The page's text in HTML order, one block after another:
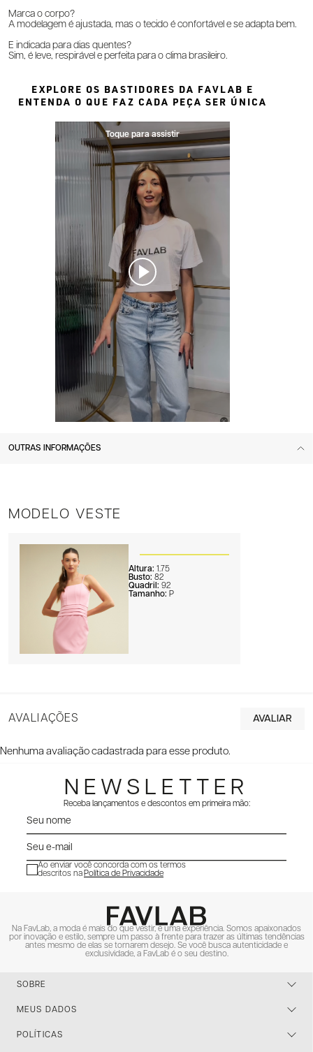
MODELO VESTE
Altura: 1.75
Busto: 82
Quadril: 92
Tamanho: P
Marca o corpo?
A modelagem é ajustada, mas o tecido é confortável e se adapta bem.
É indicada para dias quentes?
Sim, é leve, respirável e perfeita para o clima brasileiro.
EXPLORE OS BASTIDORES DA FAVLAB E
ENTENDA O QUE FAZ CADA PEÇA SER ÚNICA
OUTRAS INFORMAÇÕES
AVALIAÇÕES
Nenhuma avaliação cadastrada para esse produto.
NEWSLETTER
Receba lançamentos e descontos em primeira mão:
Ao enviar você concorda com os termos
descritos na Política de Privacidade
Na FavLab, a moda é mais do que vestir, é uma experiência. Somos apaixonados
por inovação e estilo, sempre um passo à frente para trazer as últimas tendências
antes mesmo de elas se tornarem desejo. Se você busca autenticidade e
exclusividade, a FavLab é o seu destino.
SOBRE
MEUS DADOS
POLÍTICAS